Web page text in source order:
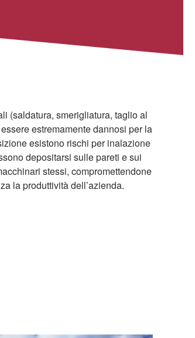
(saldatura, smerigliatura, taglio al
estremamente dannosi per la
esistono rischi per inalazione
depositarsi sulle pareti e sui
stessi, compromettendone
la produttività dell’azienda.